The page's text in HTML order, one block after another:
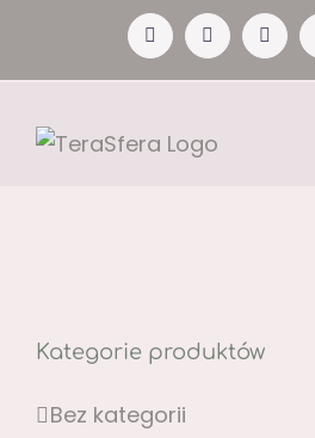
zawartości
FacebookYouTube
Kategorie produktów
Bez kategorii